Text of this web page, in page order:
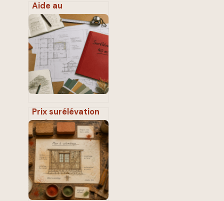
Aide au
rangement
maison : pourquoi
le désordre
revient
systématiquement
et comment
briser le cycle
Prix surélévation
maison 40m2 : 4
méthodes pour
estimer votre
budget réel